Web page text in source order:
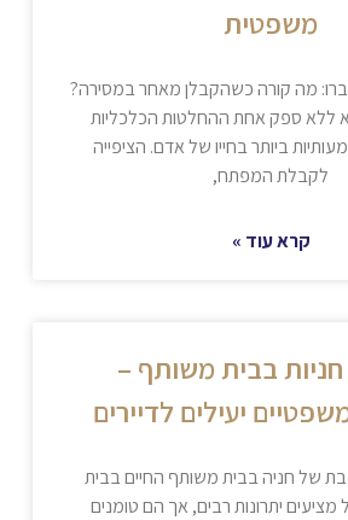
משפטית
מה קורה כשהקבלן מאחר במסירה?
ללא ספק אחת ההחלטות הכלכליות
ביותר בחייו של אדם. הציפייה
לקבלת המפתח,
קרא עוד »
חניות בבית משותף –
יעילים לדיירים
של חניה בבית משותף החיים בבית
יתרונות רבים, אך הם טומנים